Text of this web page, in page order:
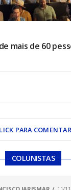
mais de 60
PARA COMENTAR
COLUNISTAS